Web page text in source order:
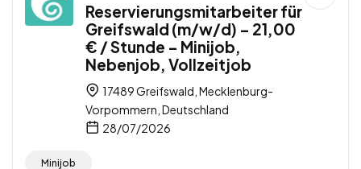
Reservierungsmitarbeiter für
Greifswald (m/w/d) – 21,00
€ / Stunde – Minijob,
Nebenjob, Vollzeitjob
17489 Greifswald, Mecklenburg-
Vorpommern, Deutschland
28/07/2026
Minijob